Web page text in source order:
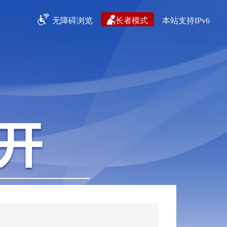
无障碍浏览 长者模式 本站支持IPv6